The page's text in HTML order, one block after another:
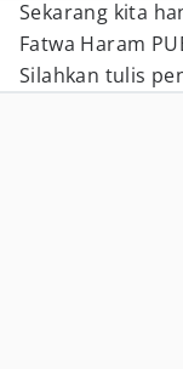
Sekarang kita
Fatwa Haram
Silahkan tulis